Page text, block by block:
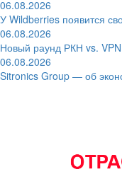
06.08.2026
У Wildberries появится
06.08.2026
Новый раунд РКН vs.
06.08.2026
Sitronics Group — об